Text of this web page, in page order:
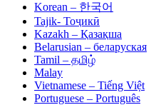
Korean – 한국어
Tajik- Тоҷикӣ
Kazakh – Қазақша
Belarusian – беларуская
Tamil – தமிழ்
Malay
Vietnamese – Tiếng Việt
Portuguese – Português